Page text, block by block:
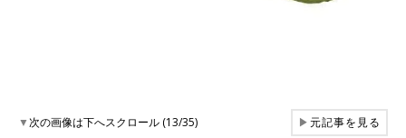
▼次の画像は下へスクロール (13/35) ▶元記事を見る